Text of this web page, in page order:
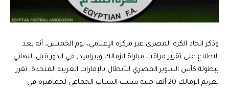
وذكر اتحاد الكرة المصري عبر مركزه الإعلامي، يوم الخميس، أنه بعد
الاطلاع على تقرير مراقب مباراة الزمالك وبيراميدز في الدور قبل النهائي
ببطولة كأس السوبر المصري للأبطال بالإمارات العربية المتحدة، تقرر
تغريم الزمالك 20 ألف جنيه بسبب السباب الجماعي لجماهيره في